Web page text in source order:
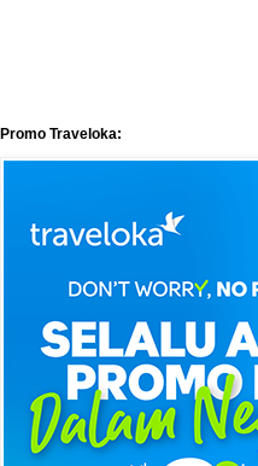
Promo Traveloka: